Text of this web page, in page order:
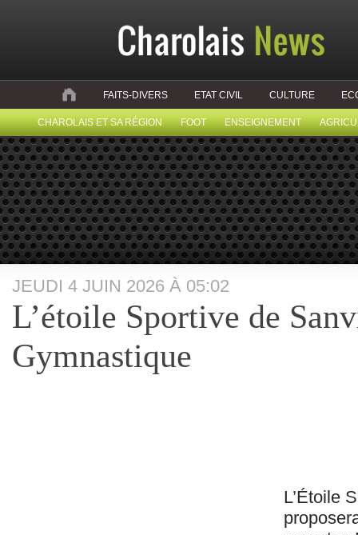
FAITS-DIVERS ETAT CIVIL CULTURE
CHAROLAIS ET SA RÉGION FOOT ENSEIGNEMENT
JEUDI 4 JUIN 2026 À 05:02
L’étoile Sportive de
Gymnastique
L’Étoile